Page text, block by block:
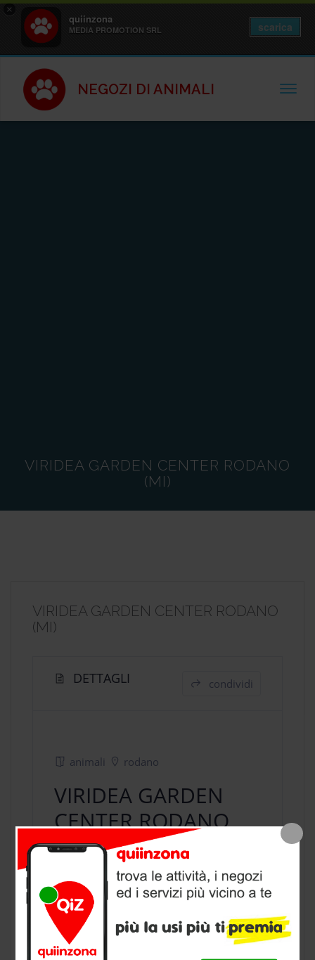
×
quiinzona
MEDIA PROMOTION SRL scarica
NEGOZI DI ANIMALI
VIRIDEA GARDEN CENTER RODANO
(MI)
VIRIDEA GARDEN CENTER RODANO
(MI)
DETTAGLI condividi
animali rodano
VIRIDEA GARDEN
CENTER RODANO
(MI)
negozio animalia Rodano, provincia
di Milano